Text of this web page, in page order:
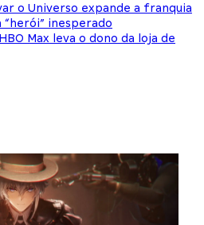
o Universo expande a franquia
inesperado
Max leva o dono da loja de